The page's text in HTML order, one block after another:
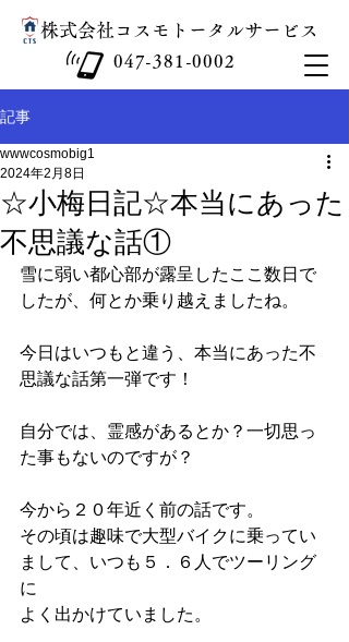
​株式会社コスモトータルサービス
047-381-0002
記事
☆小梅日記☆本当にあった
不思議な話①
wwwcosmobig1
2024年2月8日
雪に弱い都心部が露呈したここ数日で
したが、何とか乗り越えましたね。
今日はいつもと違う、本当にあった不
思議な話第一弾です！
自分では、霊感があるとか？一切思っ
た事もないのですが？
今から２０年近く前の話です。
その頃は趣味で大型バイクに乗ってい
まして、いつも５．６人でツーリング
に
よく出かけていました。